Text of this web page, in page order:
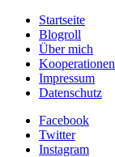
Startseite
Blogroll
Über mich
Kooperationen
Impressum
Datenschutz
Facebook
Twitter
Instagram